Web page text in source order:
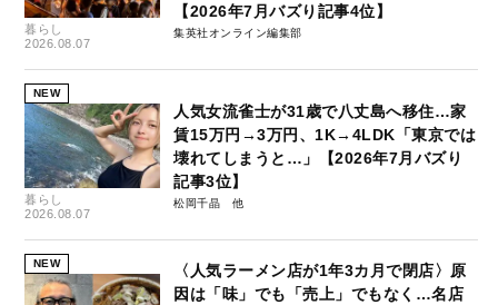
暮らし
2026.08.07
【2026年7月バズり記事4位】
集英社オンライン編集部
NEW
暮らし
2026.08.07
人気女流雀士が31歳で八丈島へ移住…家
賃15万円→3万円、1K→4LDK「東京では
壊れてしまうと…」【2026年7月バズり
記事3位】
松岡千晶
NEW
〈人気ラーメン店が1年3カ月で閉店〉原
因は「味」でも「売上」でもなく…名店